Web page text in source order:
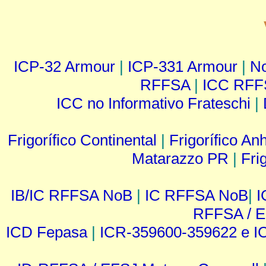
ICP-32 Armour | ICP-331 Armour |
RFFSA| ICC
ICC no Informativo Frateschi |
Frigorífico Continental | Frigorífico
Matarazzo PR |
IB/IC RFFSA NoB | IC RFFSA NoB|
RFFSA /
ICD Fepasa| ICR-359600-359622 e